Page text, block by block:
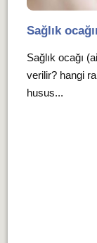
Sağlık
Sağlık ocağı
verilir? hangi
husus...